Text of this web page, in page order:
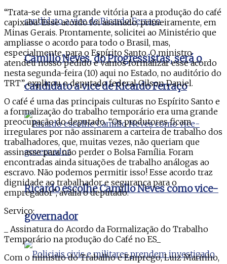
Camillo Neves, do Progressistas, será o
candidato a vice de Ricardo Ferraço
Ricardo escolhe Camillo Neves como vice-
governador
“Trata-se de uma grande vitória para a produção do café
capixaba! Esse acordo foi assinado, primeiramente, em
Minas Gerais. Prontamente, solicitei ao Ministério que
ampliasse o acordo para todo o Brasil, mas,
especialmente, para o Espírito Santo. O ministro
atendeu nosso pedido e vamos formalizar esse acordo
nesta segunda-feira (10) aqui no Estado, no auditório do
TRT”, explicou o deputado federal Gilson Daniel.
O café é uma das principais culturas no Espírito Santo e
a formalização do trabalho temporário era uma grande
preocupação do deputado. “Os produtores ficam
irregulares por não assinarem a carteira de trabalho dos
trabalhadores, que, muitas vezes, não queriam que
assinasse para não perder o Bolsa Família. Foram
encontradas ainda situações de trabalho análogas ao
escravo. Não podemos permitir isso! Esse acordo traz
dignidade ao trabalhador e segurança para o
empregador”, avalia o deputado.
Serviço:
_ Assinatura do Acordo da Formalização do Trabalho
Temporário na produção do Café no ES_
Com o ministro do Trabalho e Emprego, Luiz Marinho,